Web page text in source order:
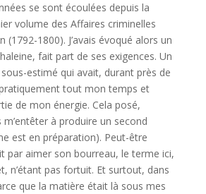
se sont écoulées depuis la
volume des Affaires criminelles
(1792-1800). J’avais évoqué alors un
fait part de ses exigences. Un
estimé qui avait, durant près de
tout mon temps et
de mon énergie. Cela posé,
à produire un second
est en préparation). Peut-être
par aimer son bourreau, le terme ici,
n’étant pas fortuit. Et surtout, dans
que la matière était là sous mes